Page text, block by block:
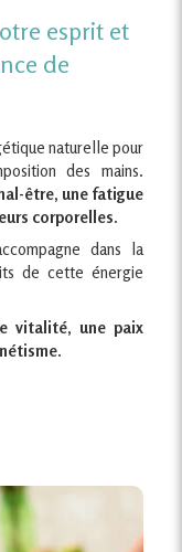
esprit et
de
naturelle pour
des mains.
être, une fatigue
corporelles.
dans la
de cette énergie
vitalité, une paix